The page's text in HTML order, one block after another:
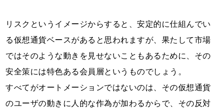
リスクというイメージからすると、安定的に仕組んでい
る仮想通貨ベースがあると思われますが、果たして市場
ではそのような動きを見せないこともあるために、その
安全策には特色ある会員層というものでしょう。
すべてがオートメーションではないのは、その仮想通貨
のユーザの動きに人的な作為が加わるからで、その反対